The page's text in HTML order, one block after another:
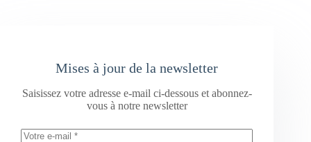
Mises à jour de la newsletter
Saisissez votre adresse e-mail ci-dessous et abonnez-
vous à notre newsletter